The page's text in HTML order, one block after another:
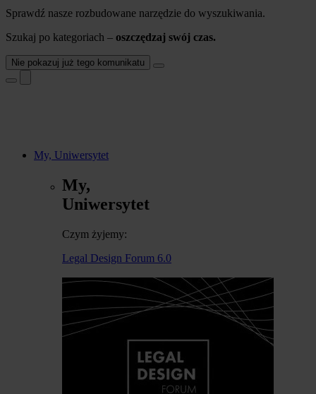
Sprawdź nasze rozbudowane narzędzie do wyszukiwania.
Szukaj po kategoriach – oszczędzaj swój czas.
Nie pokazuj już tego komunikatu
My, Uniwersytet
My,
Uniwersytet
Czym żyjemy:
Legal Design Forum 6.0